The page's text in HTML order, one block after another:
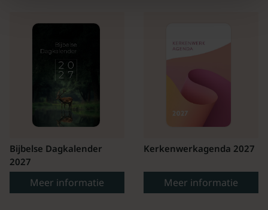
Bijbelse Dagkalender
2027
Meer informatie
Kerkenwerkagenda 2027
Meer informatie